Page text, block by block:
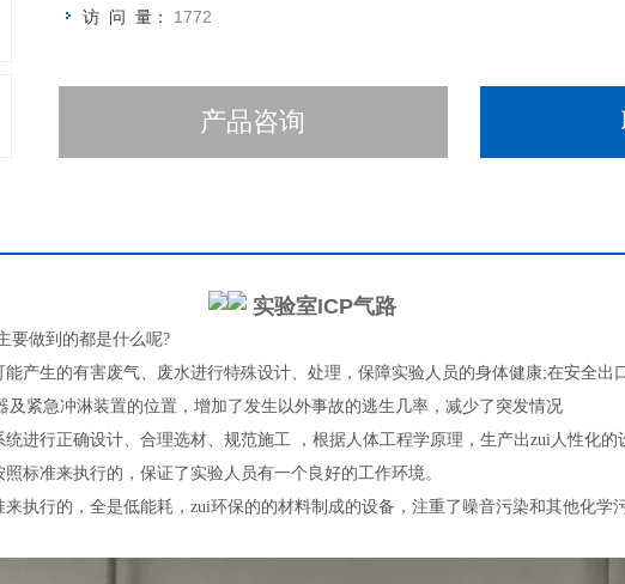
访 问 量： 1772
产品咨询
实验室ICP气路
要做到的都是什么呢?
产生的有害废气、废水进行特殊设计、处理，保障实验人员的身体健康;在安全出
及紧急冲淋装置的位置，增加了发生以外事故的逃生几率，减少了突发情况
进行正确设计、合理选材、规范施工 ，根据人体工程学原理，生产出zui人性化
标准来执行的，保证了实验人员有一个良好的工作环境。
执行的，全是低能耗，zui环保的的材料制成的设备，注重了噪音污染和其他化学